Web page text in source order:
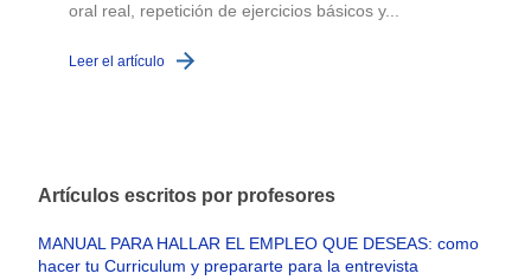
oral real, repetición de ejercicios básicos y...
Leer el artículo
Artículos escritos por profesores
MANUAL PARA HALLAR EL EMPLEO QUE DESEAS: como
hacer tu Curriculum y prepararte para la entrevista